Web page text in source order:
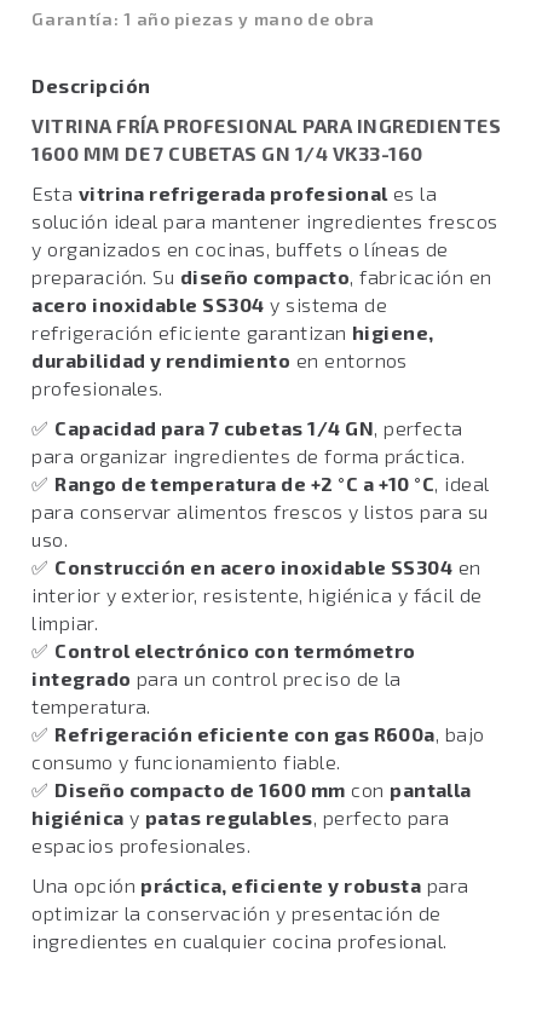
Garantía: 1 año piezas y mano de obra
Descripción
VITRINA FRÍA PROFESIONAL PARA INGREDIENTES
1600 MM DE 7 CUBETAS GN 1/4 VK33-160
Esta vitrina refrigerada profesional es la
solución ideal para mantener ingredientes frescos
y organizados en cocinas, buffets o líneas de
preparación. Su diseño compacto, fabricación en
acero inoxidable SS304 y sistema de
refrigeración eficiente garantizan higiene,
durabilidad y rendimiento en entornos
profesionales.
✅ Capacidad para 7 cubetas 1/4 GN, perfecta
para organizar ingredientes de forma práctica.
✅ Rango de temperatura de +2 °C a +10 °C, ideal
para conservar alimentos frescos y listos para su
uso.
✅ Construcción en acero inoxidable SS304 en
interior y exterior, resistente, higiénica y fácil de
limpiar.
✅ Control electrónico con termómetro
integrado para un control preciso de la
temperatura.
✅ Refrigeración eficiente con gas R600a, bajo
consumo y funcionamiento fiable.
✅ Diseño compacto de 1600 mm con pantalla
higiénica y patas regulables, perfecto para
espacios profesionales.
Una opción práctica, eficiente y robusta para
optimizar la conservación y presentación de
ingredientes en cualquier cocina profesional.